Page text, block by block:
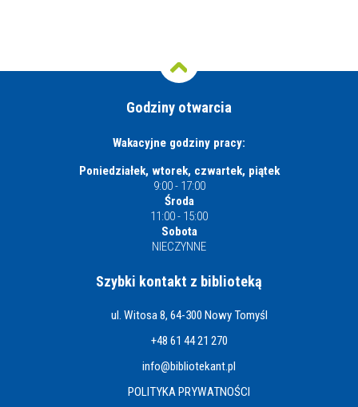
Godziny otwarcia
Wakacyjne godziny pracy:
Poniedziałek, wtorek, czwartek, piątek
9:00 - 17:00
Środa
11:00 - 15:00
Sobota
NIECZYNNE
Szybki kontakt z biblioteką
ul. Witosa 8, 64-300 Nowy Tomyśl
+48 61 44 21 270
info@bibliotekant.pl
POLITYKA PRYWATNOŚCI